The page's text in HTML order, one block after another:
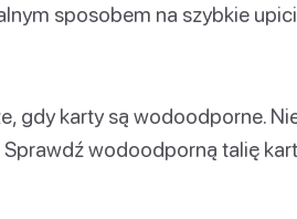
sposobem na szybkie
gdy karty są wodoodporne.
wodoodporną talię